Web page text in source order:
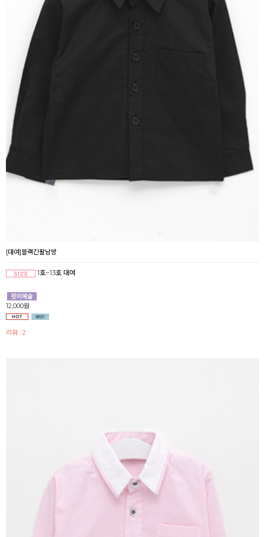
[대여]블랙긴팔남방
1호~13호 대여
12,000원
리뷰 : 2